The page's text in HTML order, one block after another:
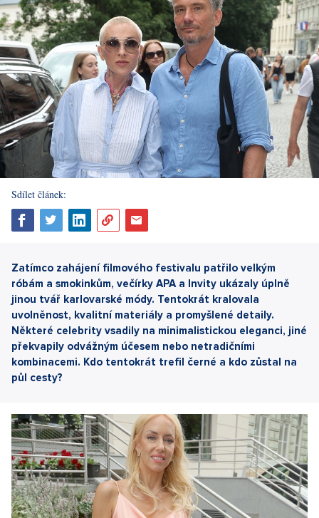
Sdílet článek:
Zatímco zahájení filmového festivalu patřilo velkým
róbám a smokinkům, večírky APA a Invity ukázaly úplně
jinou tvář karlovarské módy. Tentokrát kralovala
uvolněnost, kvalitní materiály a promyšlené detaily.
Některé celebrity vsadily na minimalistickou eleganci, jiné
překvapily odvážným účesem nebo netradičními
kombinacemi. Kdo tentokrát trefil černé a kdo zůstal na
půl cesty?